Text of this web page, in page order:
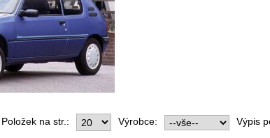
Položek na str.: Výrobce: Výpis